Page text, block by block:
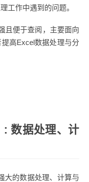
工作中遇到的问题。
且便于查阅，主要面向
高Excel数据处理与分
: 数据处理、计
大的数据处理、计算与